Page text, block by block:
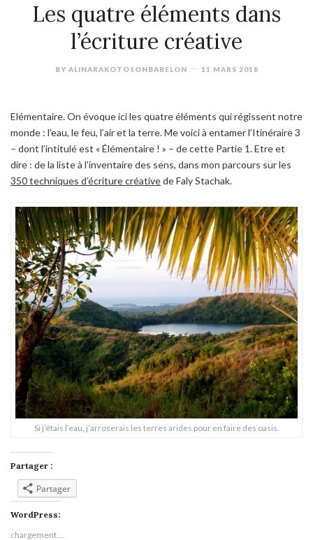
Les quatre éléments dans
l’écriture créative
BY ALINARAKOTOSONBABELON 11 MARS 2018
Elémentaire. On évoque ici les quatre éléments qui régissent notre
monde : l’eau, le feu, l’air et la terre. Me voici à entamer l’Itinéraire 3
– dont l’intitulé est « Élémentaire ! » – de cette Partie 1.Etre et
dire : de la liste à l’inventaire des sens, dans mon parcours sur les
350 techniques d’écriture créativede Faly Stachak.
Si j’étais l’eau, j’arroserais les terres arides pour en faire des oasis.
Partager :
Partager
WordPress:
chargement…